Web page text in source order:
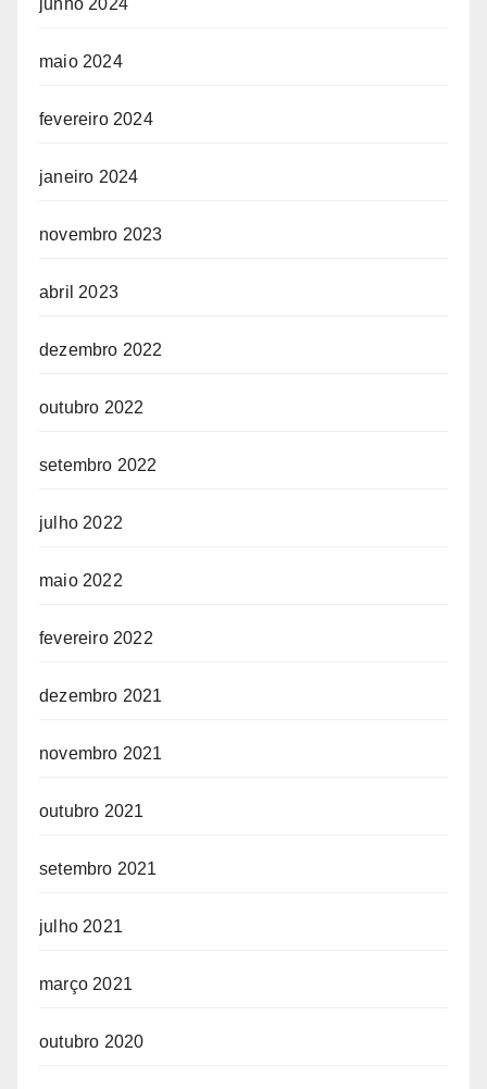
junho 2024
maio 2024
fevereiro 2024
janeiro 2024
novembro 2023
abril 2023
dezembro 2022
outubro 2022
setembro 2022
julho 2022
maio 2022
fevereiro 2022
dezembro 2021
novembro 2021
outubro 2021
setembro 2021
julho 2021
março 2021
outubro 2020